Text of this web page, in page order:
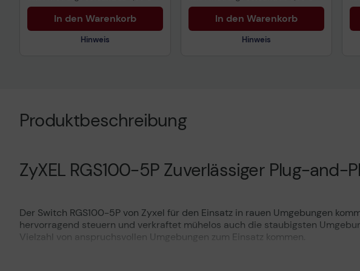
In den Warenkorb
Hinweis
gemäß der EU-
Datenverordnung
In den Warenkorb
Hinweis
Produktbeschreibung
ZyXEL RGS100-5P Zuverlässiger Plug-
Der Switch RGS100-5P von Zyxel für den Einsatz in rauen Umgebungen
hervorragend steuern und verkraftet mühelos auch die staubigsten
Vielzahl von anspruchsvollen Umgebungen zum Einsatz kommen.